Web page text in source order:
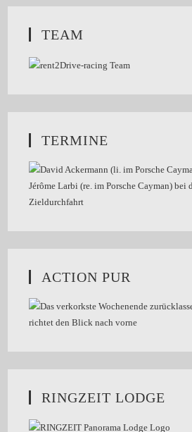
TEAM
TERMINE
ACTION PUR
RINGZEIT LODGE